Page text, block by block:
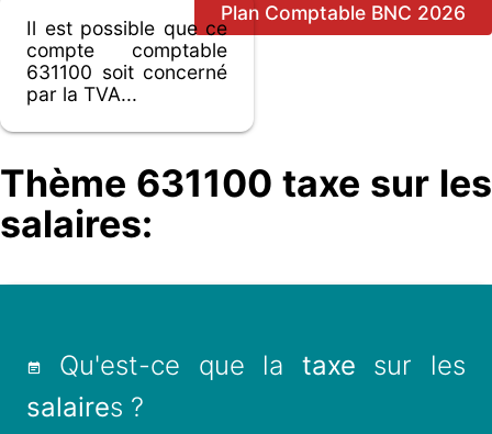
Plan Comptable BNC 2026
Il est possible que ce
compte comptable
631100 soit concerné
par la TVA...
Thème 631100 taxe sur les
salaires:
Qu'est-ce que la taxe sur les
salaires ?